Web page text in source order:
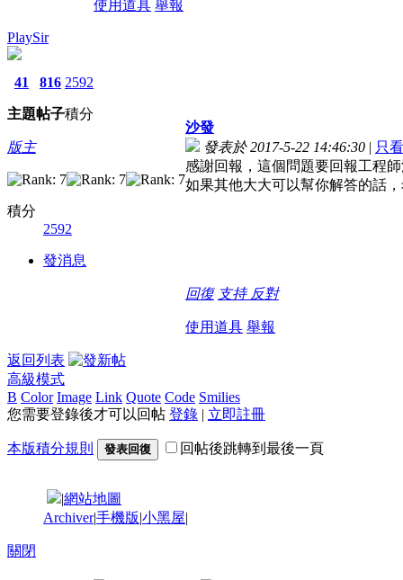
使用道具 舉報
PlaySir
41
主題
816
帖子
2592
積分
版主
積分
2592
發消息
沙發
發表於 2017-5-22 14:46:30 | 只
感謝回報，這個問題要回報工程
如果其他大大可以幫你解答的話
回復 支持 反對
使用道具 舉報
返回列表
高級模式
B Color Image Link Quote Code Smilies
您需要登錄後才可以回帖 登錄 | 立即註冊
本版積分規則 發表回復 回帖後跳轉到最後一頁
|網站地圖
Archiver|手機版|小黑屋|
關閉